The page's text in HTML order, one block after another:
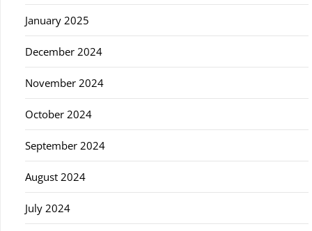
January 2025
December 2024
November 2024
October 2024
September 2024
August 2024
July 2024